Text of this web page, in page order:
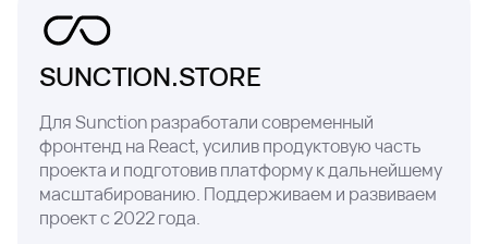
SUNCTION.STORE
Для Sunction разработали современный
фронтенд на React, усилив продуктовую часть
проекта и подготовив платформу к дальнейшему
масштабированию. Поддерживаем и развиваем
проект с 2022 года.